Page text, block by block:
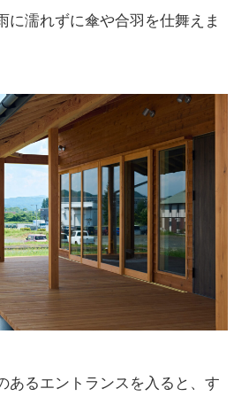
に濡れずに傘や合羽を仕舞えま
あるエントランスを入ると、す